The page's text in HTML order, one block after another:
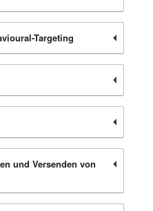
Targeting
und Versenden von